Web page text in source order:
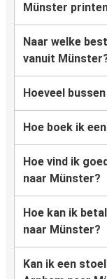
Münster
Naar welke
vanuit
Hoeveel
Hoe boek ik
Hoe vind ik
naar Münster?
Hoe kan ik
naar Münster?
Kan ik een